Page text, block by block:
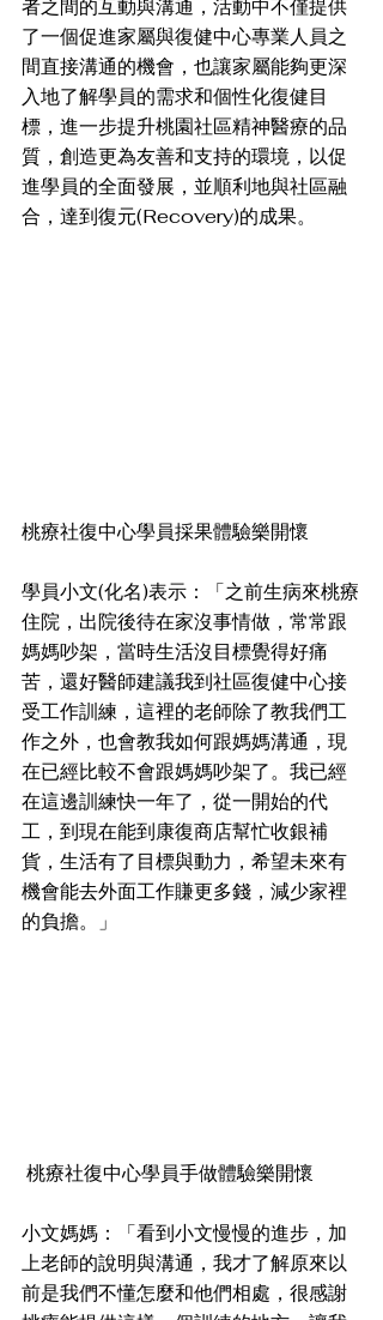
者之間的互動與溝通，活動中不僅提供
了一個促進家屬與復健中心專業人員之
間直接溝通的機會，也讓家屬能夠更深
入地了解學員的需求和個性化復健目
標，進一步提升桃園社區精神醫療的品
質，創造更為友善和支持的環境，以促
進學員的全面發展，並順利地與社區融
合，達到復元(Recovery)的成果。
桃療社復中心學員採果體驗樂開懷
學員小文(化名)表示：「之前生病來桃療
住院，出院後待在家沒事情做，常常跟
媽媽吵架，當時生活沒目標覺得好痛
苦，還好醫師建議我到社區復健中心接
受工作訓練，這裡的老師除了教我們工
作之外，也會教我如何跟媽媽溝通，現
在已經比較不會跟媽媽吵架了。我已經
在這邊訓練快一年了，從一開始的代
工，到現在能到康復商店幫忙收銀補
貨，生活有了目標與動力，希望未來有
機會能去外面工作賺更多錢，減少家裡
的負擔。」
桃療社復中心學員手做體驗樂開懷
小文媽媽：「看到小文慢慢的進步，加
上老師的說明與溝通，我才了解原來以
前是我們不懂怎麼和他們相處，很感謝